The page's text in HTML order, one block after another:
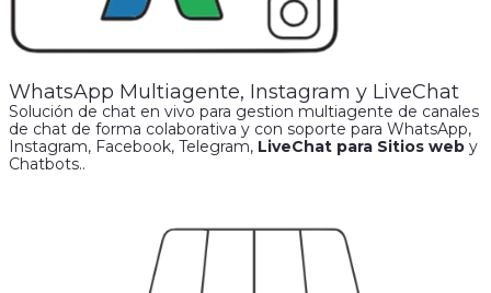
WhatsApp Multiagente, Instagram y LiveChat
Solución de chat en vivo para gestion multiagente de canales
de chat de forma colaborativa y con soporte para WhatsApp,
Instagram, Facebook, Telegram, LiveChat para Sitios web y
Chatbots..